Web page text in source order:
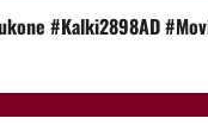
#Kalki2898AD